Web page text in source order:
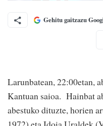
Gehitu gaitzazu
Larunbatean, 22:00etan,
Kantuan saioa. Hainbat
abestuko dituzte, horien